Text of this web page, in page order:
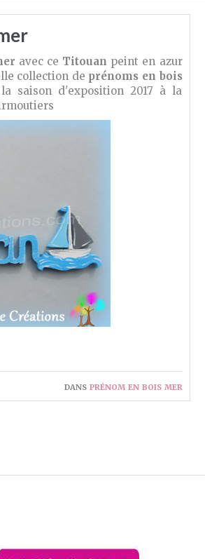
dans prénom en bois mer
avec ce Titouan peint en azur
collection de prénoms en bois
saison d'exposition 2017 à la